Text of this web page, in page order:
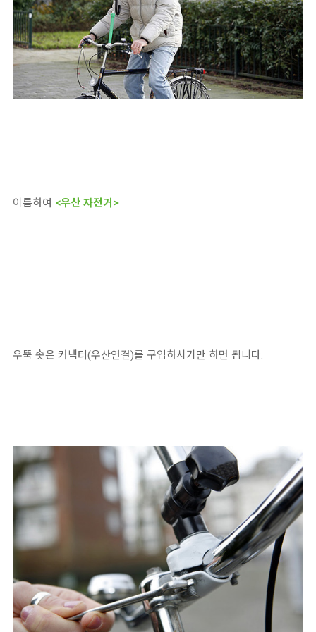
이름하여 <우산 자전거>
우뚝 솟은 커넥터(우산연결)를 구입하시기만 하면 됩니다.